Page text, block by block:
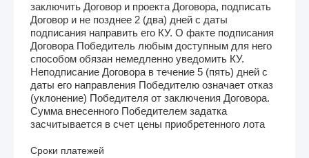
заключить Договор и проекта Договора, подписать
Договор и не позднее 2 (два) дней с даты
подписания направить его КУ. О факте подписания
Договора Победитель любым доступным для него
способом обязан немедленно уведомить КУ.
Неподписание Договора в течение 5 (пять) дней с
даты его направления Победителю означает отказ
(уклонение) Победителя от заключения Договора.
Сумма внесенного Победителем задатка
засчитывается в счет цены приобретенного лота
Сроки платежей